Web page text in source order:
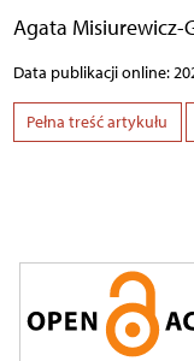
Agata Misiurewicz-
Data publikacji online:
Pełna treść artykułu